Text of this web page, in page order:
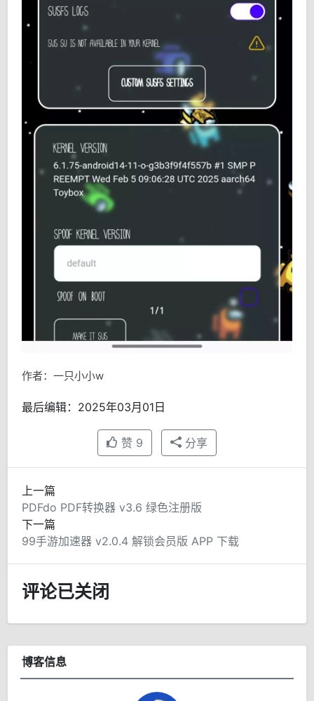
作者：一只小小w
最后编辑：2025年03月01日
赞 9 分享
上一篇
PDFdo PDF转换器 v3.6 绿色注册版
下一篇
99手游加速器 v2.0.4 解锁会员版 APP 下载
评论已关闭
博客信息